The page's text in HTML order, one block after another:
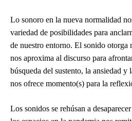
Lo sonoro en la nueva normalidad
variedad de posibilidades para
de nuestro entorno. El sonido otorga
nos aproxima al discurso para
búsqueda del sustento, la ansiedad y
nos ofrece momento(s) para la
Los sonidos se rehúsan a